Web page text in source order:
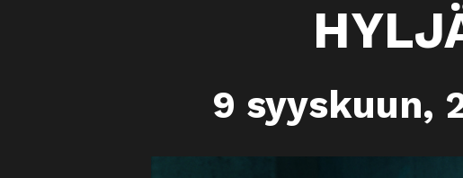
9 syyskuun,